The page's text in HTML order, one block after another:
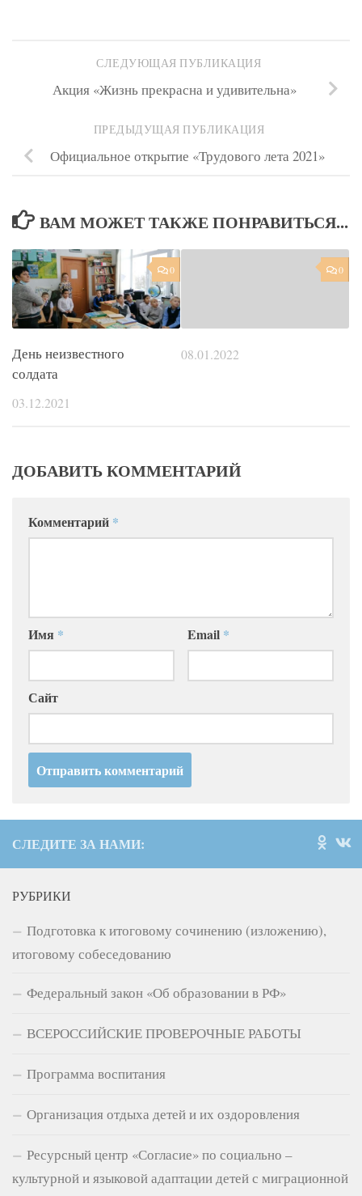
СЛЕДУЮЩАЯ ПУБЛИКАЦИЯ
Акция «Жизнь прекрасна и удивительна»
ПРЕДЫДУЩАЯ ПУБЛИКАЦИЯ
Официальное открытие «Трудового лета 2021»
ВАМ МОЖЕТ ТАКЖЕ ПОНРАВИТЬСЯ...
0
День неизвестного
солдата
03.12.2021
0
08.01.2022
ДОБАВИТЬ КОММЕНТАРИЙ
Комментарий *
Имя * Email *
Сайт
СЛЕДИТЕ ЗА НАМИ:
РУБРИКИ
Подготовка к итоговому сочинению (изложению),
итоговому собеседованию
Федеральный закон «Об образовании в РФ»
ВСЕРОССИЙСКИЕ ПРОВЕРОЧНЫЕ РАБОТЫ
Программа воспитания
Организация отдыха детей и их оздоровления
Ресурсный центр «Согласие» по социально –
культурной и языковой адаптации детей с миграционной